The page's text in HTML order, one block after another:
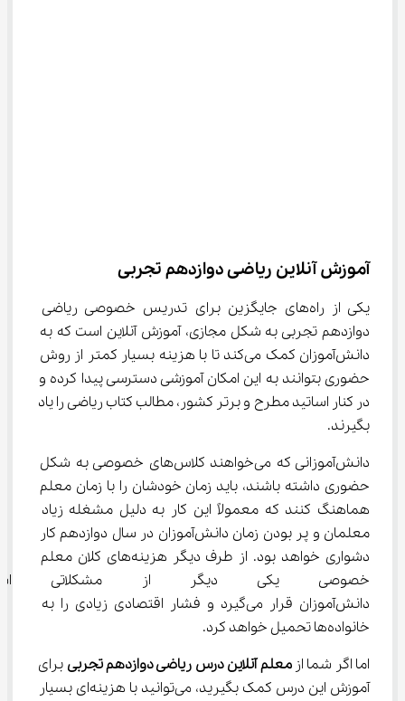
آموزش آنلاین ریاضی دوازدهم تجربی
یکی از راه‌های جایگزین برای تدریس خصوصی ریاضی
دوازدهم تجربی به شکل مجازی، آموزش آنلاین است که به
دانش‌آموزان کمک می‌کند تا با هزینه بسیار کمتر از روش
حضوری بتوانند به این امکان آموزشی دسترسی پیدا کرده و
در کنار اساتید مطرح و برتر کشور، مطالب کتاب ریاضی را یاد
بگیرند.
دانش‌آموزانی که می‌خواهند کلاس‌های خصوصی به شکل
حضوری داشته باشند، باید زمان خودشان را با زمان معلم
هماهنگ کنند که معمولاً این کار به دلیل مشغله زیاد
معلمان و پر بودن زمان دانش‌آموزان در سال دوازدهم کار
دشواری خواهد بود. از طرف دیگر هزینه‌های کلان معلم
خصوصی یکی دیگر از
دانش‌آموزان قرار می‌گیرد و فشار اقتصادی زیادی را به
خانواده‌ها تحمیل خواهد کرد.
اما اگر شما از معلم آنلاین درس ریاضی دوازدهم تجربی برای
آموزش این درس کمک بگیرید، می‌توانید با هزینه‌ای بسیار